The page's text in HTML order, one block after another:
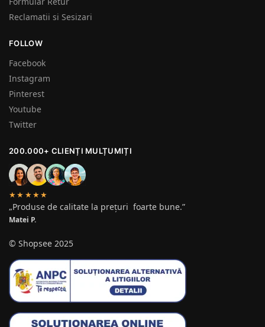
Reclamatii si Sesizari
FOLLOW
Facebook
Instagram
Pinterest
Youtube
Twitter
200.000+ CLIENȚI MULȚUMIȚI
★★★★★
„Produse de calitate la prețuri foarte bune.”
Matei P.
© Shopsee 2025